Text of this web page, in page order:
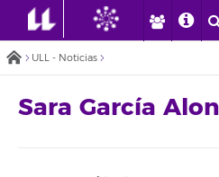
ULL - Noticias
Sara García